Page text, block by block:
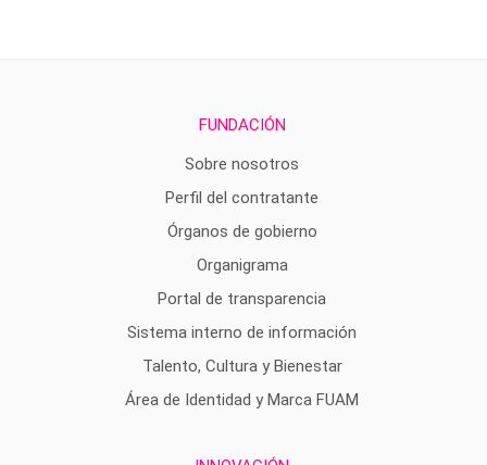
FUNDACIÓN
Sobre nosotros
Perfil del contratante
Órganos de gobierno
Organigrama
Portal de transparencia
Sistema interno de información
Talento, Cultura y Bienestar
Área de Identidad y Marca FUAM